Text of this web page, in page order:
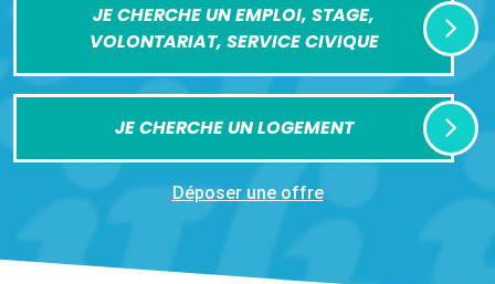
JE CHERCHE UN EMPLOI, STAGE,
VOLONTARIAT, SERVICE CIVIQUE
JE CHERCHE UN LOGEMENT
Déposer une offre